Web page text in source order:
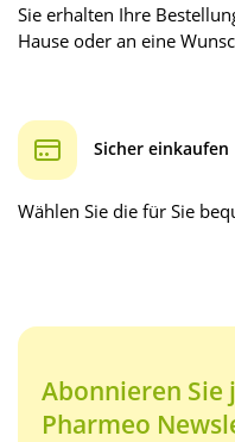
Sie erhalten Ihre
Hause oder an eine
Sicher einkaufen
Wählen Sie die für Sie
Abonnieren Sie
Pharmeo